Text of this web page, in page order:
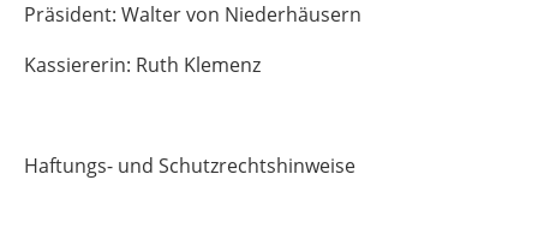
Präsident: Walter von Niederhäusern
Kassiererin: Ruth Klemenz
Haftungs- und Schutzrechtshinweise